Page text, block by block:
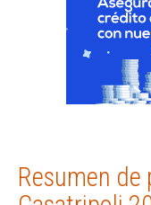
Resumen de